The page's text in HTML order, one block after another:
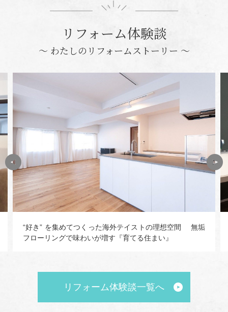
リフォーム体験談
〜 わたしのリフォームストーリー 〜
“好き” を集めてつくった海外テイストの理想空間 無垢
フローリングで味わいが増す『育てる住まい』
リフォーム体験談一覧へ